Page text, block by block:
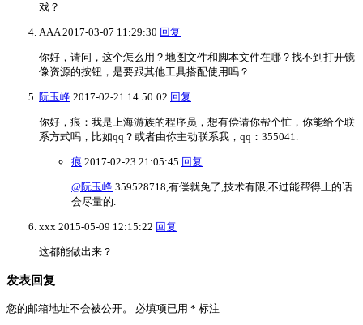
戏？
AAA 2017-03-07 11:29:30 回复
你好，请问，这个怎么用？地图文件和脚本文件在哪？找不到打开镜
像资源的按钮，是要跟其他工具搭配使用吗？
阮玉峰 2017-02-21 14:50:02 回复
你好，痕：我是上海游族的程序员，想有偿请你帮个忙，你能给个联
系方式吗，比如qq？或者由你主动联系我，qq：355041.
痕 2017-02-23 21:05:45 回复
@阮玉峰 359528718,有偿就免了,技术有限,不过能帮得上的话
会尽量的.
xxx 2015-05-09 12:15:22 回复
这都能做出来？
发表回复
您的邮箱地址不会被公开。 必填项已用 * 标注